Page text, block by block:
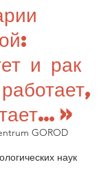
и рак
GOROD
наук